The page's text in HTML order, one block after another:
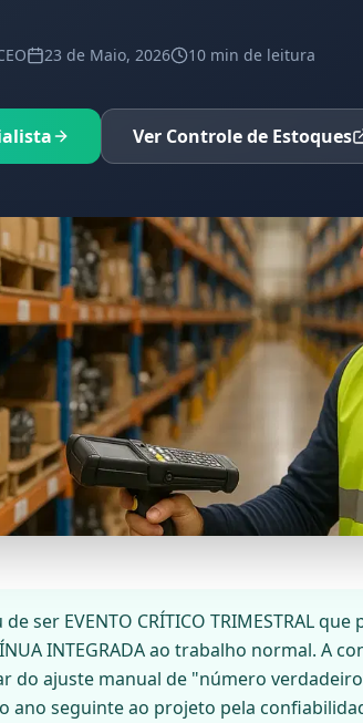
23 de Maio, 2026 10 min de leitura
Ver Controle de Estoques
ser EVENTO CRÍTICO TRIMESTRAL
INTEGRADA ao trabalho normal. A
do ajuste manual de "número
ano seguinte ao projeto pela